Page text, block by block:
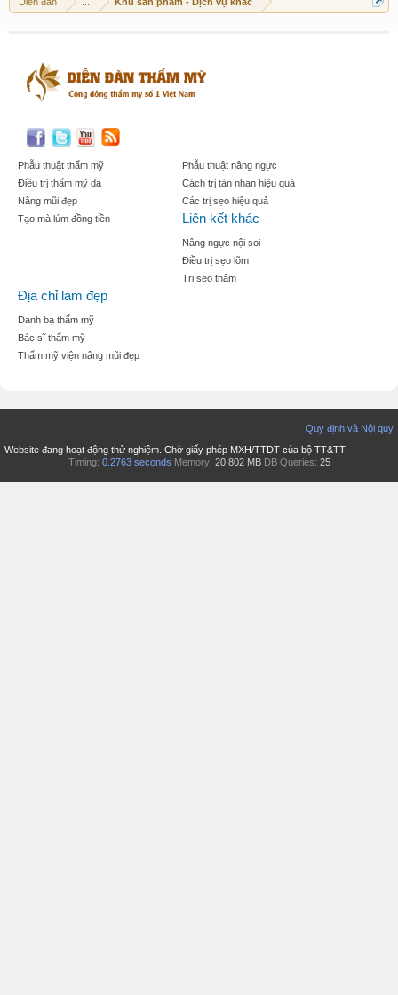
Phẫu thuật thẩm mỹ
Điều trị thẩm mỹ da
Nâng mũi đẹp
Tạo mà lúm đồng tiền
Phẫu thuật nâng ngực
Cách trị tàn nhan hiệu quả
Các trị sẹo hiệu quả
Liên kết khác
Nâng ngực nội soi
Điều trị sẹo lõm
Trị sẹo thâm
Địa chỉ làm đẹp
Danh bạ thẩm mỹ
Bác sĩ thẩm mỹ
Thẩm mỹ viện nâng mũi đẹp
Quy định và Nội quy
Website đang hoạt động thử nghiệm. Chờ giấy phép MXH/TTDT của bộ TT&TT.
Timing: 0.2763 seconds Memory: 20.802 MB DB Queries: 25